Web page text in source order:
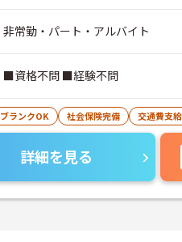
非常勤・パート・アルバイト
■資格不問 ■経験不問
ブランクOK 社会保険完備 交通費支給
詳細を見る